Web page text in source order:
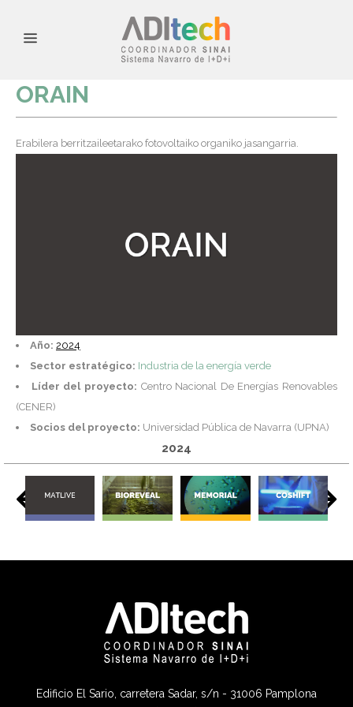
ORAIN
Erabilera berritzaileetarako fotovoltaiko organiko jasangarria.
Año: 2024
Sector estratégico: Industria de la energía verde
Líder del proyecto: Centro Nacional De Energías Renovables
(CENER)
Socios del proyecto: Universidad Pública de Navarra (UPNA)
2024
Edificio El Sario, carretera Sadar, s/n - 31006 Pamplona